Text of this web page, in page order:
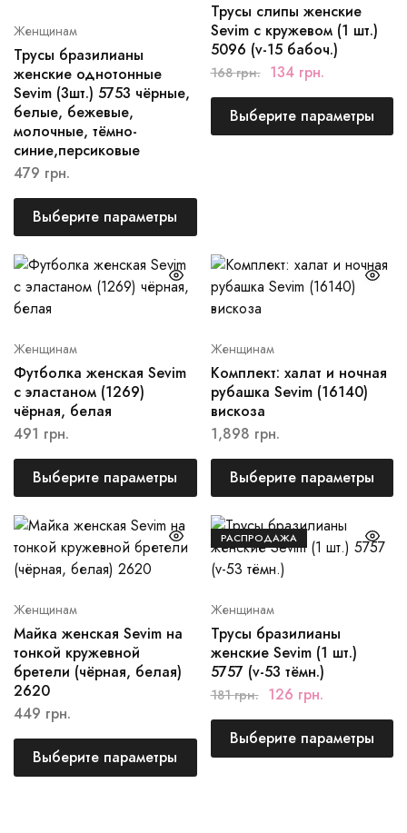
Женщинам
Трусы бразилианы
женские однотонные
Sevim (3шт.) 5753 чёрные,
белые, бежевые,
молочные, тёмно-
синие,персиковые
479 грн.
Выберите параметры
Трусы слипы женские
Sevim с кружевом (1 шт.)
5096 (v-15 бабоч.)
168грн. 134 грн.
Выберите параметры
Женщинам
Футболка женская Sevim
с эластаном (1269)
чёрная, белая
491 грн.
Выберите параметры
Женщинам
Комплект: халат и ночная
рубашка Sevim (16140)
вискоза
1,898 грн.
Выберите параметры
Женщинам
Майка женская Sevim на
тонкой кружевной
бретели (чёрная, белая)
2620
449 грн.
Выберите параметры
РАСПРОДАЖА
Женщинам
Трусы бразилианы
женские Sevim (1 шт.)
5757 (v-53 тёмн.)
181грн. 126 грн.
Выберите параметры